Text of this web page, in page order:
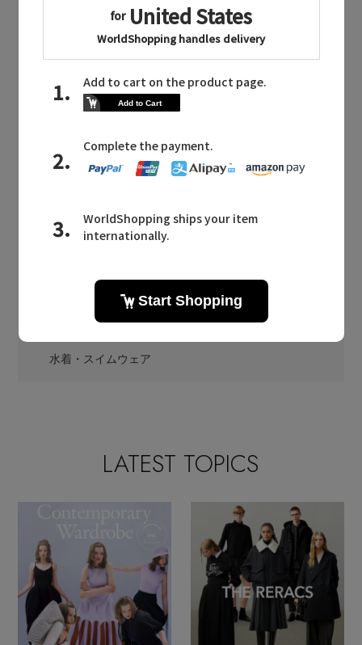
ストール・マフラー・ケープ 帽子・イヤーマフ
ヘアアクセサリー
スマートフォンケース・タブレットケース
チャーム・ストラップ
その他(傘・ハンカチ・時計など)
Whim Gazette(ウィム ガゼット)のアクセサリー
バングル・ブレスレット
水着・スイムウェア
LATEST TOPICS